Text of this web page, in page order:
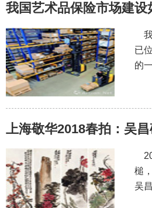
我国艺术品保险市场建设
我
已
的
上海敬华2018春拍：吴
槌
吴